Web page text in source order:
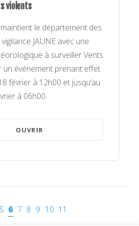
violents
le département des
JAUNE avec une
à surveiller Vents
un événement prenant effet
février à 12h00 et jusqu’au
à 06h00.
OUVRIR
5 6 7 8 9 10 11